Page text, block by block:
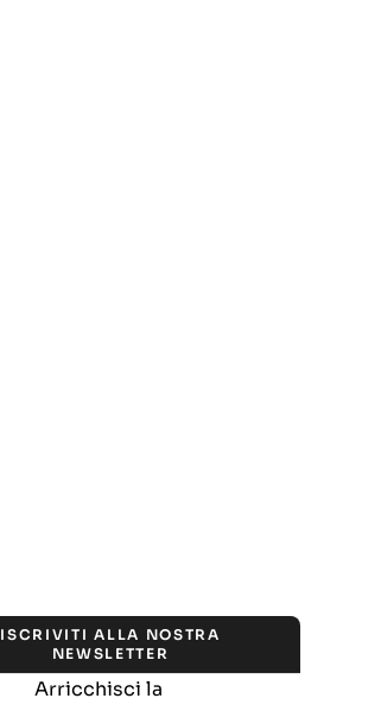
ISCRIVITI ALLA NOSTRA
NEWSLETTER
Arricchisci la